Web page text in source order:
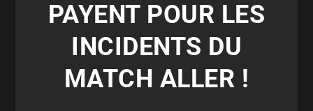
PAYENT POUR LES
INCIDENTS DU
MATCH ALLER !